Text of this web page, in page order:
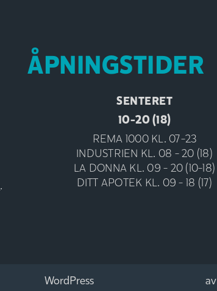
.
ÅPNINGSTIDER
SENTERET
10-20 (18)
REMA 1000 KL. 07-23
INDUSTRIEN KL. 08 - 20 (18)
LA DONNA KL. 09 - 20 (10-18)
DITT APOTEK KL. 09 - 18 (17)
WordPress av